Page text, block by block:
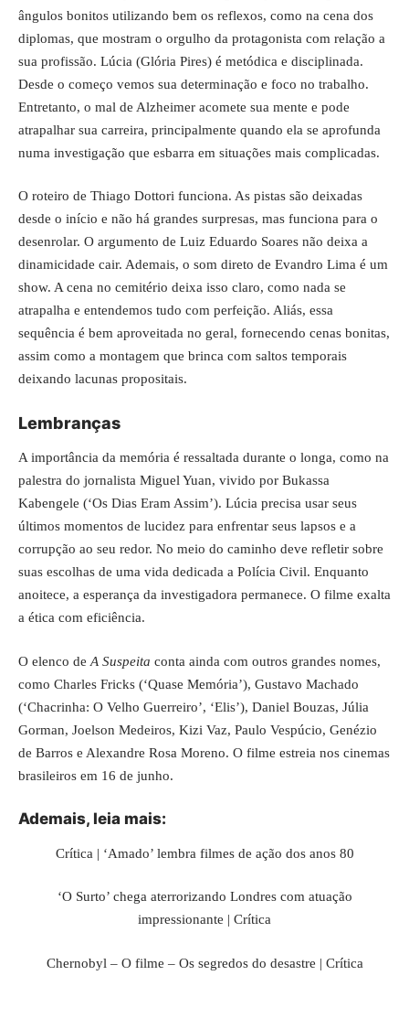
ângulos bonitos utilizando bem os reflexos, como na cena dos
diplomas, que mostram o orgulho da protagonista com relação a
sua profissão. Lúcia (Glória Pires) é metódica e disciplinada.
Desde o começo vemos sua determinação e foco no trabalho.
Entretanto, o mal de Alzheimer acomete sua mente e pode
atrapalhar sua carreira, principalmente quando ela se aprofunda
numa investigação que esbarra em situações mais complicadas.
O roteiro de Thiago Dottori funciona. As pistas são deixadas
desde o início e não há grandes surpresas, mas funciona para o
desenrolar. O argumento de Luiz Eduardo Soares não deixa a
dinamicidade cair. Ademais, o som direto de Evandro Lima é um
show. A cena no cemitério deixa isso claro, como nada se
atrapalha e entendemos tudo com perfeição. Aliás, essa
sequência é bem aproveitada no geral, fornecendo cenas bonitas,
assim como a montagem que brinca com saltos temporais
deixando lacunas propositais.
Lembranças
A importância da memória é ressaltada durante o longa, como na
palestra do jornalista Miguel Yuan, vivido por Bukassa
Kabengele (‘Os Dias Eram Assim’). Lúcia precisa usar seus
últimos momentos de lucidez para enfrentar seus lapsos e a
corrupção ao seu redor. No meio do caminho deve refletir sobre
suas escolhas de uma vida dedicada a Polícia Civil. Enquanto
anoitece, a esperança da investigadora permanece. O filme exalta
a ética com eficiência.
O elenco de A Suspeita conta ainda com outros grandes nomes,
como Charles Fricks (‘Quase Memória’), Gustavo Machado
(‘Chacrinha: O Velho Guerreiro’, ‘Elis’), Daniel Bouzas, Júlia
Gorman, Joelson Medeiros, Kizi Vaz, Paulo Vespúcio, Genézio
de Barros e Alexandre Rosa Moreno. O filme estreia nos cinemas
brasileiros em 16 de junho.
Ademais, leia mais:
Crítica | ‘Amado’ lembra filmes de ação dos anos 80
‘O Surto’ chega aterrorizando Londres com atuação
impressionante | Crítica
Chernobyl – O filme – Os segredos do desastre | Crítica